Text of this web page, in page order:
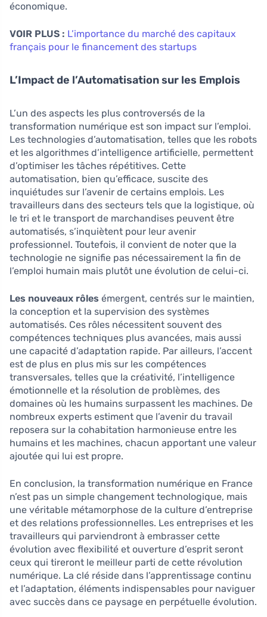
économique.
VOIR PLUS : L’importance du marché des capitaux
français pour le financement des startups
L’Impact de l’Automatisation sur les Emplois
L’un des aspects les plus controversés de la
transformation numérique est son impact sur l’emploi.
Les technologies d’automatisation, telles que les robots
et les algorithmes d’intelligence artificielle, permettent
d’optimiser les tâches répétitives. Cette
automatisation, bien qu’efficace, suscite des
inquiétudes sur l’avenir de certains emplois. Les
travailleurs dans des secteurs tels que la logistique, où
le tri et le transport de marchandises peuvent être
automatisés, s’inquiètent pour leur avenir
professionnel. Toutefois, il convient de noter que la
technologie ne signifie pas nécessairement la fin de
l’emploi humain mais plutôt une évolution de celui-ci.
Les nouveaux rôles émergent, centrés sur le maintien,
la conception et la supervision des systèmes
automatisés. Ces rôles nécessitent souvent des
compétences techniques plus avancées, mais aussi
une capacité d’adaptation rapide. Par ailleurs, l’accent
est de plus en plus mis sur les compétences
transversales, telles que la créativité, l’intelligence
émotionnelle et la résolution de problèmes, des
domaines où les humains surpassent les machines. De
nombreux experts estiment que l’avenir du travail
reposera sur la cohabitation harmonieuse entre les
humains et les machines, chacun apportant une valeur
ajoutée qui lui est propre.
En conclusion, la transformation numérique en France
n’est pas un simple changement technologique, mais
une véritable métamorphose de la culture d’entreprise
et des relations professionnelles. Les entreprises et les
travailleurs qui parviendront à embrasser cette
évolution avec flexibilité et ouverture d’esprit seront
ceux qui tireront le meilleur parti de cette révolution
numérique. La clé réside dans l’apprentissage continu
et l’adaptation, éléments indispensables pour naviguer
avec succès dans ce paysage en perpétuelle évolution.